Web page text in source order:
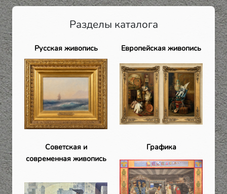
Разделы каталога
Русская живопись Европейская живопись
Советская и
современная живопись
Графика